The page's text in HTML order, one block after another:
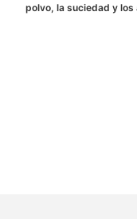
polvo, la suciedad y los